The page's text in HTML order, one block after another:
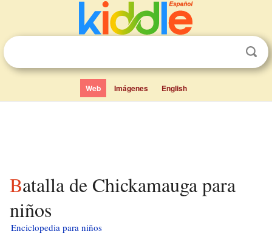
Web Imágenes English
Batalla de Chickamauga para
niños
Enciclopedia para niños